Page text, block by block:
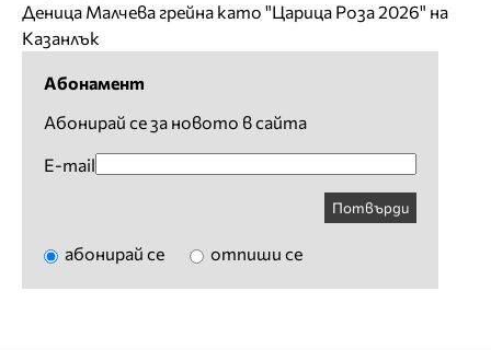
Деница Малчева грейна като "Царица Роза 2026" на
Казанлък
Абонамент
Абонирай се за новото в сайта
E-mail
Потвърди
абонирай се отпиши се